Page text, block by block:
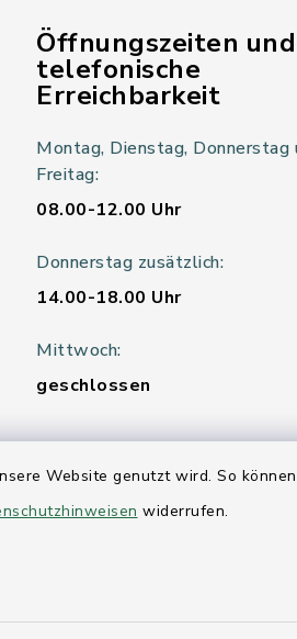
Website genutzt wird. So
widerrufen.
Öffnungszeiten und
telefonische
Erreichbarkeit
Montag, Dienstag, Donnerstag
Freitag:
08.00-12.00 Uhr
Donnerstag zusätzlich:
14.00-18.00 Uhr
Mittwoch:
geschlossen